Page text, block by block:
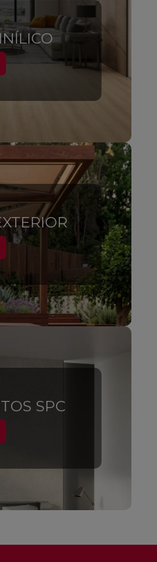
SPC